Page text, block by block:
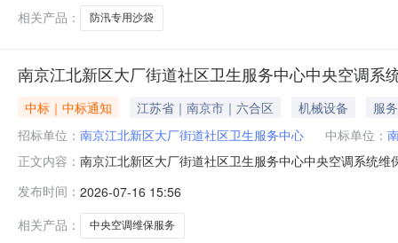
相关产品：
防汛专用沙袋
南京江北新区大厂街道社区卫生服务中心中央空调系
中标｜中标通知 江苏省｜南京市｜六合区 机械设备
服务
招标单位： 南京江北新区大厂街道社区卫生服务中心 中标单位：
正文内容： 南京江北新区大厂街道社区卫生服务中心中央空调系统维
发布时间： 2026-07-16 15:56
相关产品：
中央空调维保服务